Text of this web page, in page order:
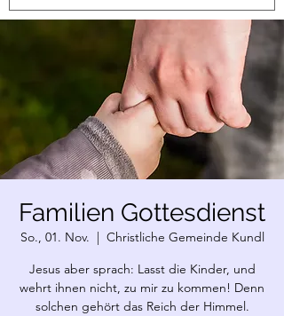
Familien Gottesdienst
So., 01. Nov.
  |
Christliche Gemeinde Kundl
Jesus aber sprach: Lasst die Kinder, und
wehrt ihnen nicht, zu mir zu kommen! Denn
solchen gehört das Reich der Himmel.